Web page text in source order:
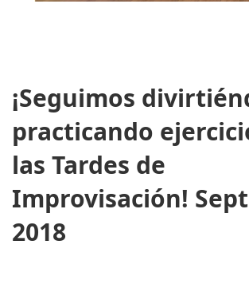
¡Seguimos
practicando
las Tardes de
Improvisación!
2018